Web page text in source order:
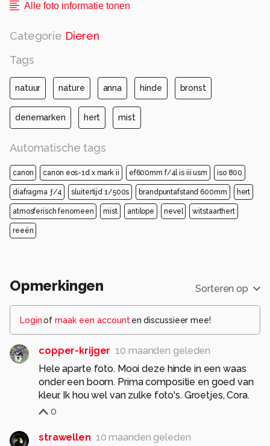
Alle foto informatie tonen
Categorie Dieren
Tags
natuur nature anna hinde bronst
denemarken hert mist
Automatische tags
canon canon eos-1d x mark ii ef600mm f/4l is iii usm iso 800
diafragma ƒ/4 sluitertijd 1/500s brandpuntafstand 600mm hert
atmosferisch fenomeen mist antilope nevel witstaarthert
reeën
Opmerkingen Sorteren op
Loginof maak een account en discussieer mee!
copper-krijger 10 maanden geleden
Hele aparte foto. Mooi deze hinde in een waas
onder een boom. Prima compositie en goed van
kleur. Ik hou wel van zulke foto's. Groetjes, Cora.
0
strawellen 10 maanden geleden